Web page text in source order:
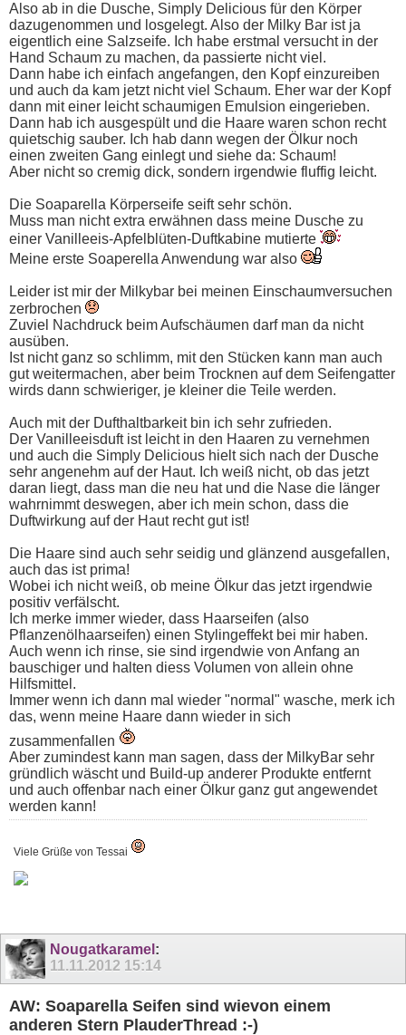
Also ab in die Dusche, Simply Delicious für den Körper
dazugenommen und losgelegt. Also der Milky Bar ist ja
eigentlich eine Salzseife. Ich habe erstmal versucht in der
Hand Schaum zu machen, da passierte nicht viel.
Dann habe ich einfach angefangen, den Kopf einzureiben
und auch da kam jetzt nicht viel Schaum. Eher war der Kopf
dann mit einer leicht schaumigen Emulsion eingerieben.
Dann hab ich ausgespült und die Haare waren schon recht
quietschig sauber. Ich hab dann wegen der Ölkur noch
einen zweiten Gang einlegt und siehe da: Schaum!
Aber nicht so cremig dick, sondern irgendwie fluffig leicht.
Die Soaparella Körperseife seift sehr schön.
Muss man nicht extra erwähnen dass meine Dusche zu
einer Vanilleeis-Apfelblüten-Duftkabine mutierte
Meine erste Soaperella Anwendung war also
Leider ist mir der Milkybar bei meinen Einschaumversuchen
zerbrochen
Zuviel Nachdruck beim Aufschäumen darf man da nicht
ausüben.
Ist nicht ganz so schlimm, mit den Stücken kann man auch
gut weitermachen, aber beim Trocknen auf dem Seifengatter
wirds dann schwieriger, je kleiner die Teile werden.
Auch mit der Dufthaltbarkeit bin ich sehr zufrieden.
Der Vanilleeisduft ist leicht in den Haaren zu vernehmen
und auch die Simply Delicious hielt sich nach der Dusche
sehr angenehm auf der Haut. Ich weiß nicht, ob das jetzt
daran liegt, dass man die neu hat und die Nase die länger
wahrnimmt deswegen, aber ich mein schon, dass die
Duftwirkung auf der Haut recht gut ist!
Die Haare sind auch sehr seidig und glänzend ausgefallen,
auch das ist prima!
Wobei ich nicht weiß, ob meine Ölkur das jetzt irgendwie
positiv verfälscht.
Ich merke immer wieder, dass Haarseifen (also
Pflanzenölhaarseifen) einen Stylingeffekt bei mir haben.
Auch wenn ich rinse, sie sind irgendwie von Anfang an
bauschiger und halten diess Volumen von allein ohne
Hilfsmittel.
Immer wenn ich dann mal wieder "normal" wasche, merk ich
das, wenn meine Haare dann wieder in sich
zusammenfallen
Aber zumindest kann man sagen, dass der MilkyBar sehr
gründlich wäscht und Build-up anderer Produkte entfernt
und auch offenbar nach einer Ölkur ganz gut angewendet
werden kann!
Viele Grüße von Tessai
Nougatkaramel :
11.11.2012 15:14
AW: Soaparella Seifen sind wievon einem
anderen Stern PlauderThread :-)